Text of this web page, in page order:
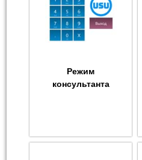
Режим
консультанта